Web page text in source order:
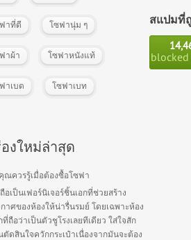
าที่ดี โซฟานุ่ม ๆ
าผ้า โซฟาหนังแท้
าเบด โซฟาเบท
องใหม่ล่าสุด
คุณควรรู้เมื่อต้องซื้อโซฟา
อเป็นเฟอร์นิเจอร์ชิ้นเอกที่ช่วยสร้าง
าศของห้องให้น่ารื่นรมย์ โดยเฉพาะห้อง
ถือว่าเป็นตัวชูโรงเลยทีเดียว ใส่ใจสัก
ดสินใจควักกระเป๋าเนื่องจากมันจะต้อง
สแปมที่
blocked